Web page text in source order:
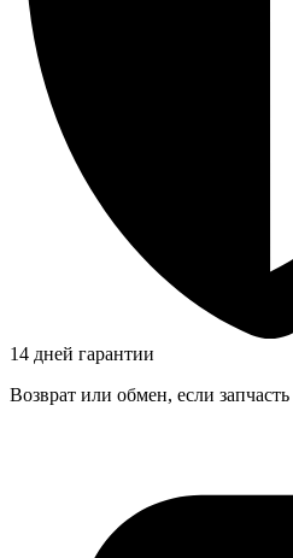
14 дней гарантии
Возврат или обмен, если